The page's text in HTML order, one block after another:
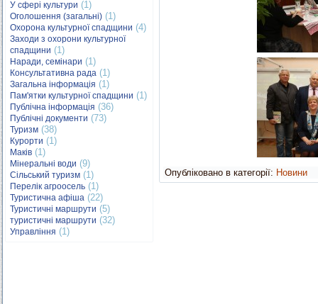
У сфері культури (1)
Оголошення (загальні) (1)
Охорона культурної спадщини (4)
Заходи з охорони культурної
спадщини (1)
Наради, семінари (1)
Консультативна рада (1)
Загальна інформація (1)
Пам'ятки культурної спадщини (1)
Публічна інформація (36)
Публічні документи (73)
Туризм (38)
Курорти (1)
Маків (1)
Мінеральні води (9)
Сільський туризм (1)
Перелік агроосель (1)
Туристична афіша (22)
Туристичні маршрути (5)
туристичні маршрути (32)
Управління (1)
Опубліковано в категорії: Новини